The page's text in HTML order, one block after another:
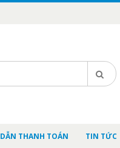
THANH TOÁN TIN TỨC